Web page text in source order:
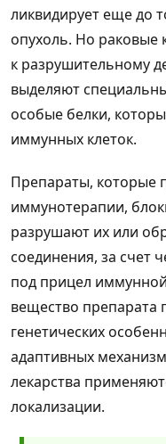
ликвидирует еще до
опухоль. Но раковые
к разрушительному
выделяют
особые белки,
иммунных клеток.
Препараты, которые
иммунотерапии,
разрушают их или
соединения, за счет
под прицел
вещество препарата
генетических
адаптивных
лекарства
локализации.